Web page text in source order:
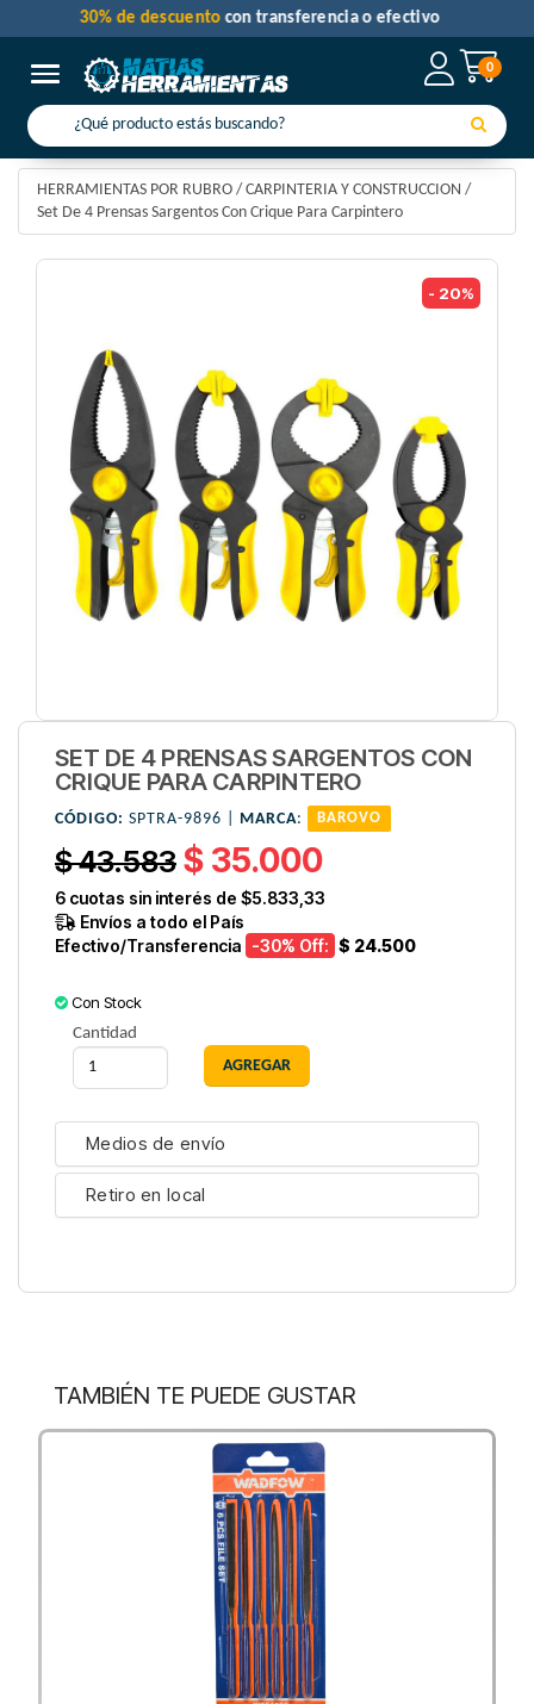
0
Toggle navigation
30% de descuentocon transferencia o efectivo
HERRAMIENTAS POR RUBRO / CARPINTERIA Y CONSTRUCCION /
Set De 4 Prensas Sargentos Con Crique Para Carpintero
- 20%
SET DE 4 PRENSAS SARGENTOS CON
CRIQUE PARA CARPINTERO
CÓDIGO: SPTRA-9896 | MARCA: BAROVO
$ 43.583 $ 35.000
6 cuotas sin interés de $5.833,33
Envíos a todo el País
Efectivo/Transferencia -30% Off: $ 24.500
Con Stock
Cantidad
Medios de envío
Retiro en local
TAMBIÉN TE PUEDE GUSTAR